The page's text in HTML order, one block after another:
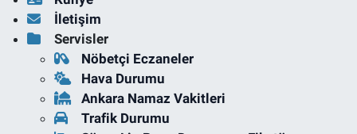
İletişim
Servisler
Nöbetçi Eczaneler
Hava Durumu
Ankara Namaz Vakitleri
Trafik Durumu